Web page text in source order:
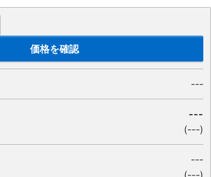
価格を確認
---
---
(---)
---
(---)